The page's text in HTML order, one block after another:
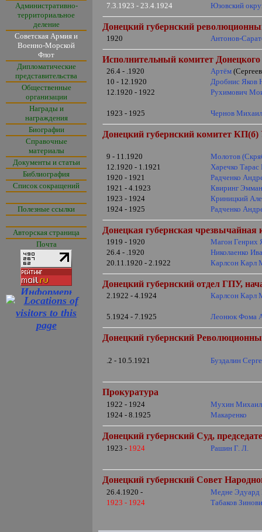
Административно-
территориальное
деление
Советская Армия и
Военно-Морской
Флот
Дипломатические
представительства
Общественные
организации
Награды и
награждения
Биографии
Справочные
материалы
Документы и статьи
Библиография
Список сокращений
Полезные ссылки
Авторская страница
Почта
7.3.1923 -23.4.1924 Юзовский
Донецкий губернский
1920 Антонов-
Исполнительный комитет Донецкого
26.4 - .1920 Артём
10 - 12.1920
Дробнис Яков
12.1920 - 1922
Рухимович
1923 - 1925 Чернов
Донецкий губернский комитет
9 - 11.1920
Молотов
12.1920 - 1.1921
Харечко Тарас
1920 - 1921
Радченко
1921 - 4.1923
Квиринг
1923 - 1924
Криницкий
1924 - 1925
Радченко
Донецкая губернская чрезвычайная
1919 - 1920
Магон Генрих
26.4 - .1920
Николаенко
20.11.1920 - 2.1922
Карлсон Карл
Донецкий губернский отдел ГПУ,
2.1922 - 4.1924 Карлсон Карл
5.1924 - 7.1925 Леонюк Фома
Донецкий губернский
.2 - 10.5.1921 Буздалин
Прокуратура
1922 - 1924
Мухин Михаил
1924 - 8.1925
Макаренко
Донецкий губернский Суд,
1923 - 1924 Рашин Г. Л.
Донецкий губернский Совет
26.4.1920 -
Медне
1923 - 1924
Табаков